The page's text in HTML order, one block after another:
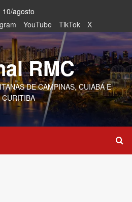
10/agosto
YouTube TikTok X
RMC
DE CAMPINAS, CUIABÁ E
CURITIBA